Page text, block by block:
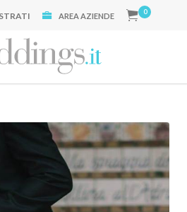
AREA AZIENDE 0